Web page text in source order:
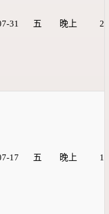
31 五 晚上 20
17 五 晚上 18